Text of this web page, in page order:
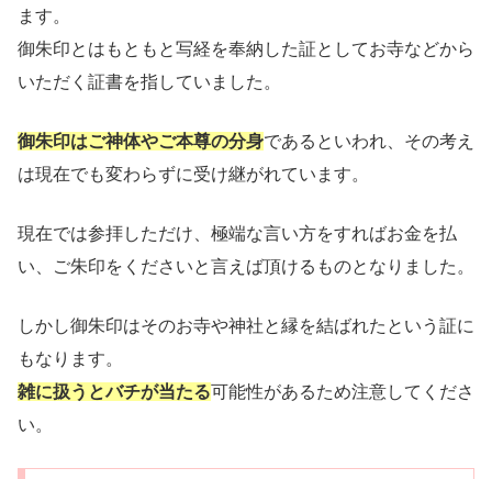
ます。
御朱印とはもともと写経を奉納した証としてお寺などから
いただく証書を指していました。
御朱印はご神体やご本尊の分身であるといわれ、その考え
は現在でも変わらずに受け継がれています。
現在では参拝しただけ、極端な言い方をすればお金を払
い、ご朱印をくださいと言えば頂けるものとなりました。
しかし御朱印はそのお寺や神社と縁を結ばれたという証に
もなります。
雑に扱うとバチが当たる可能性があるため注意してくださ
い。